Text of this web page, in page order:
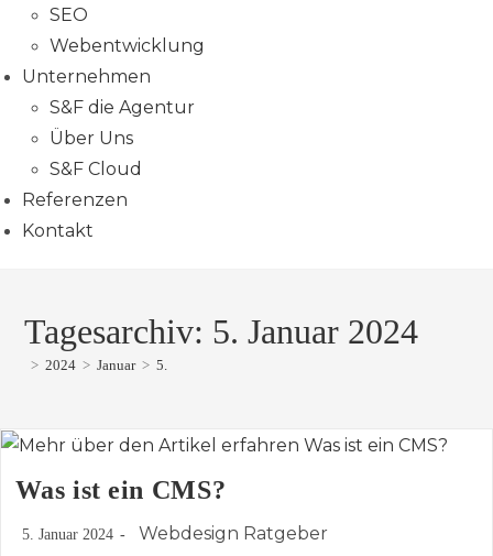
SEO
Webentwicklung
Unternehmen
S&F die Agentur
Über Uns
S&F Cloud
Referenzen
Kontakt
Tagesarchiv: 5. Januar 2024
> 2024 > Januar > 5.
Was ist ein CMS?​
Beitrag
5. Januar 2024
Beitrags-
Webdesign Ratgeber